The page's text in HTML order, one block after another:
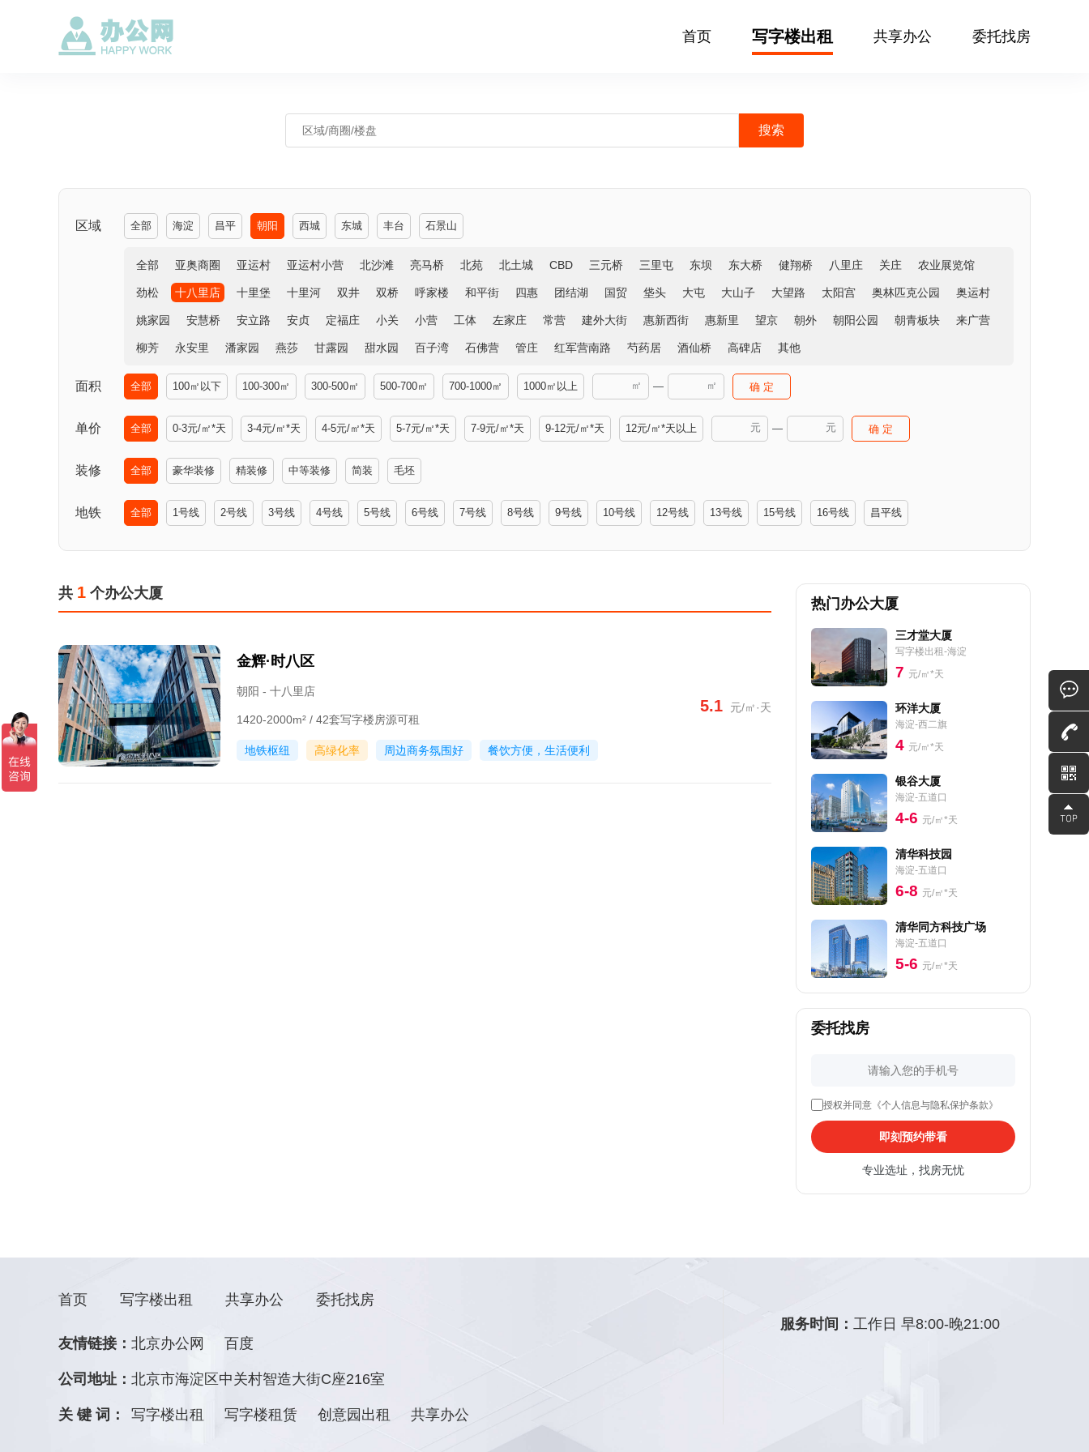
首页 写字楼出租 共享办公 委托找房
区域 全部 海淀 昌平 朝阳 西城 东城 丰台 石景山
全部 亚奥商圈 亚运村 亚运村小营 北沙滩 亮马桥 北苑 北土城 CBD 三元桥 三里屯 东坝 东大桥 健翔桥 八里庄 关庄 农业展览馆
劲松 十八里店 十里堡 十里河 双井 双桥 呼家楼 和平街 四惠 团结湖 国贸 垡头 大屯 大山子 大望路 太阳宫 奥林匹克公园 奥运村
姚家园 安慧桥 安立路 安贞 定福庄 小关 小营 工体 左家庄 常营 建外大街 惠新西街 惠新里 望京 朝外 朝阳公园 朝青板块 来广营
柳芳 永安里 潘家园 燕莎 甘露园 甜水园 百子湾 石佛营 管庄 红军营南路 芍药居 酒仙桥 高碑店 其他
面积 全部 100㎡以下 100-300㎡ 300-500㎡ 500-700㎡ 700-1000㎡ 1000㎡以上 ㎡ — ㎡ 确 定
单价 全部 0-3元/㎡*天 3-4元/㎡*天 4-5元/㎡*天 5-7元/㎡*天 7-9元/㎡*天 9-12元/㎡*天 12元/㎡*天以上 元 — 元 确 定
装修 全部 豪华装修 精装修 中等装修 简装 毛坯
地铁 全部 1号线 2号线 3号线 4号线 5号线 6号线 7号线 8号线 9号线 10号线 12号线 13号线 15号线 16号线 昌平线
共 1 个办公大厦
金辉·时八区
朝阳 - 十八里店
1420-2000m² / 42套写字楼房源可租
地铁枢纽 高绿化率 周边商务氛围好 餐饮方便，生活便利
5.1 元/㎡·天
热门办公大厦
三才堂大厦
写字楼出租-海淀
7 元/㎡*天
环洋大厦
海淀-西二旗
4 元/㎡*天
银谷大厦
海淀-五道口
4-6 元/㎡*天
清华科技园
海淀-五道口
6-8 元/㎡*天
清华同方科技广场
海淀-五道口
5-6 元/㎡*天
委托找房
授权并同意《个人信息与隐私保护条款》
即刻预约带看
专业选址，找房无忧
首页 写字楼出租 共享办公 委托找房
友情链接： 北京办公网 百度
公司地址： 北京市海淀区中关村智造大街C座216室
关 键 词： 写字楼出租 写字楼租赁 创意园出租 共享办公
服务时间：工作日 早8:00-晚21:00